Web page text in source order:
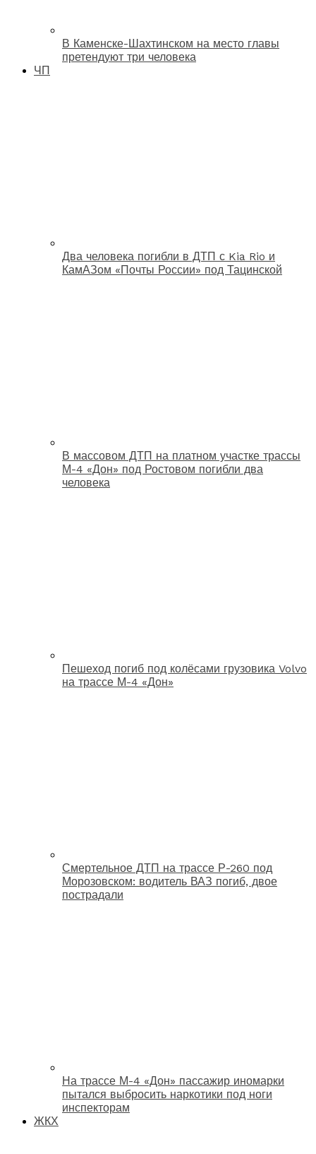
В Каменске-Шахтинском на место главы
претендуют три человека
ЧП
Два человека погибли в ДТП с Kia Rio и
КамАЗом «Почты России» под Тацинской
В массовом ДТП на платном участке трассы
М-4 «Дон» под Ростовом погибли два
человека
Пешеход погиб под колёсами грузовика Volvo
на трассе М-4 «Дон»
Смертельное ДТП на трассе Р-260 под
Морозовском: водитель ВАЗ погиб, двое
пострадали
На трассе М-4 «Дон» пассажир иномарки
пытался выбросить наркотики под ноги
инспекторам
ЖКХ